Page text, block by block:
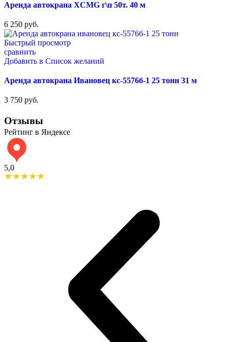
Аренда автокрана XCMG г\п 50т. 40 м
6 250 руб.
Быстрый просмотр
сравнить
Добавить в Список желаний
Аренда автокрана Ивановец кс-5576б-1 25 тонн 31 м
3 750 руб.
Отзывы
Рейтинг в Яндексе
5,0